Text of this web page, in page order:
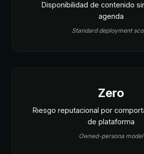
Disponibilidad de contenido
agenda
Standard deployment
Zero
Riesgo reputacional por
de plataforma
Owned-persona model